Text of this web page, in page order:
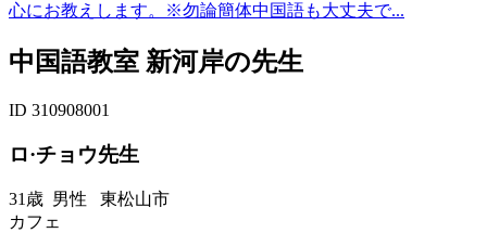
心にお教えします。※勿論簡体中国語も大丈夫で...
中国語教室 新河岸の先生
ID 310908001
ロ·チョウ先生
31歳 男性 東松山市
カフェ